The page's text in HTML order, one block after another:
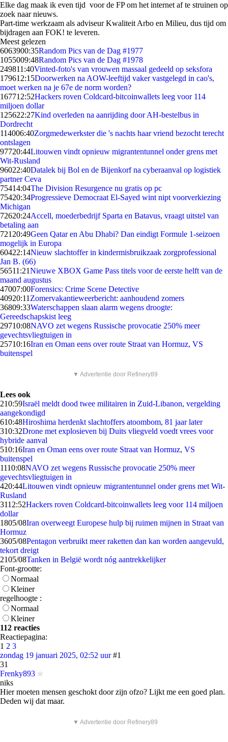
Elke dag maak ik even tijd voor de FP om het internet af te struinen op
zoek naar nieuws.
Part-time werkzaam als adviseur Kwaliteit Arbo en Milieu, dus tijd om
bijdragen aan FOK! te leveren.
Meest gelezen
6063900:35Random Pics van de Dag #1977
1055009:48Random Pics van de Dag #1978
249811:40Vinted-foto's van vrouwen massaal gedeeld op seksfora
179612:15Doorwerken na AOW-leeftijd vaker vastgelegd in cao's,
moet werken na je 67e de norm worden?
167712:52Hackers roven Coldcard-bitcoinwallets leeg voor 114
miljoen dollar
125622:27Kind overleden na aanrijding door AH-bestelbus in
Dordrecht
114006:40Zorgmedewerkster die 's nachts haar vriend bezocht terecht
ontslagen
97720:44Litouwen vindt opnieuw migrantentunnel onder grens met
Wit-Rusland
96022:40Datalek bij Bol en de Bijenkorf na cyberaanval op logistiek
partner Ceva
75414:04The Division Resurgence nu gratis op pc
75420:34Progressieve Democraat El-Sayed wint nipt voorverkiezing
Michigan
72620:24Accell, moederbedrijf Sparta en Batavus, vraagt uitstel van
betaling aan
721 20:49Geen Qatar en Abu Dhabi? Dan eindigt Formule 1-seizoen
mogelijk in Europa
60422:14Nieuw slachtoffer in kindermisbruikzaak zorgprofessional
Jan B. (66)
56511:21Nieuwe XBOX Game Pass titels voor de eerste helft van de
maand augustus
47007:00Forensics: Crime Scene Detective
40920:11 Zomervakantieweerbericht: aanhoudend zomers
36809:33Waterschappen slaan alarm wegens droogte:
Gereedschapskist leeg
29710:08NAVO zet wegens Russische provocatie 250% meer
gevechtsvliegtuigen in
25710:16Iran en Oman eens over route Straat van Hormuz, VS
buitenspel
▼ Advertentie door Refinery89
Lees ook
210:59Israël meldt dood twee militairen in Zuid-Libanon, vergelding
aangekondigd
610:48Hiroshima herdenkt slachtoffers atoombom, 81 jaar later
310:32Drone met explosieven bij Duits vliegveld voedt vrees voor
hybride aanval
510:16Iran en Oman eens over route Straat van Hormuz, VS
buitenspel
1110:08NAVO zet wegens Russische provocatie 250% meer
gevechtsvliegtuigen in
420:44Litouwen vindt opnieuw migrantentunnel onder grens met Wit-
Rusland
3112:52Hackers roven Coldcard-bitcoinwallets leeg voor 114 miljoen
dollar
1805/08Iran overweegt Europese hulp bij ruimen mijnen in Straat van
Hormuz
3605/08Pentagon verbruikt meer raketten dan kan worden aangevuld,
tekort dreigt
2105/08Tanken in België wordt nóg aantrekkelijker
Font-grootte:
Normaal
Kleiner
regelhoogte :
Normaal
Kleiner
112 reacties
Reactiepagina:
1 2 3
zondag 19 januari 2025, 02:52 uur #1
31
Frenky893
niks
Hier moeten mensen geschokt door zijn ofzo? Lijkt me een goed plan.
Deden wij dat maar.
▼ Advertentie door Refinery89